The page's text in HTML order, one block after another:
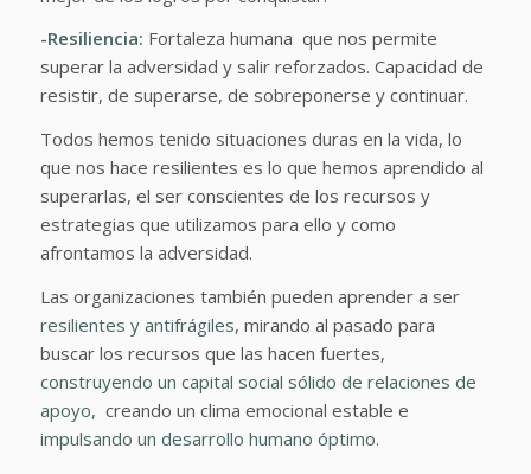
-Resiliencia: Fortaleza humana que nos permite
superar la adversidad y salir reforzados. Capacidad de
resistir, de superarse, de sobreponerse y continuar.
Todos hemos tenido situaciones duras en la vida, lo
que nos hace resilientes es lo que hemos aprendido al
superarlas, el ser conscientes de los recursos y
estrategias que utilizamos para ello y como
afrontamos la adversidad.
Las organizaciones también pueden aprender a ser
resilientes y antifrágiles, mirando al pasado para
buscar los recursos que las hacen fuertes,
construyendo un capital social sólido de relaciones de
apoyo, creando un clima emocional estable e
impulsando un desarrollo humano óptimo.